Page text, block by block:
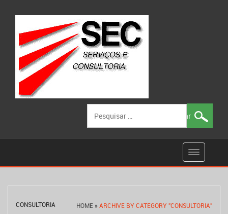
por:
HOME »ARCHIVE BY CATEGORY "CONSULTORIA"
CONSULTORIA